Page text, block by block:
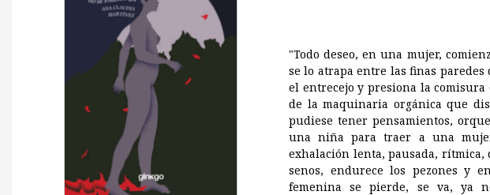
"Todo deseo, en una mujer,
se lo atrapa entre las finas
el entrecejo y presiona la
de la maquinaria orgánica que
pudiese tener pensamientos,
una niña para traer a una
exhalación lenta, pausada,
senos, endurece los pezones y
femenina se pierde, se va, ya